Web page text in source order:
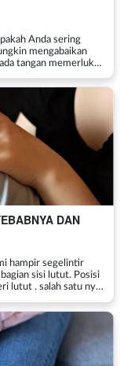
tangan memerlukan
DAN
hampir segelintir
sisi lutut. Posisi
lutut . salah satu nyei